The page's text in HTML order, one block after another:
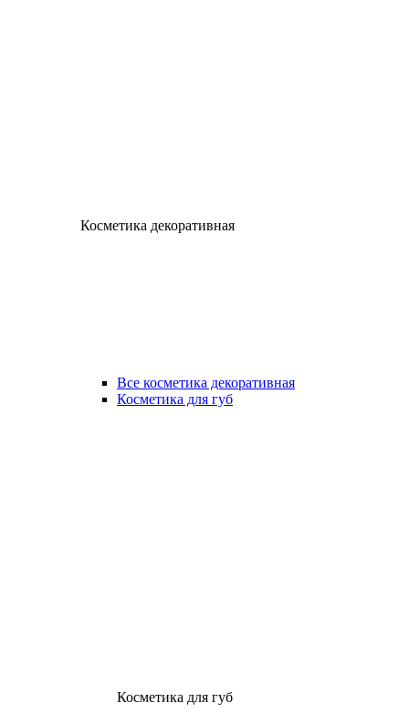
Косметика декоративная
Все косметика декоративная
Косметика для губ
Косметика для губ